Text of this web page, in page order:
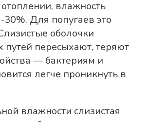
влажность
30%. Для попугаев это
оболочки
путей пересыхают, теряют
— бактериям и
легче проникнуть в
влажности слизистая